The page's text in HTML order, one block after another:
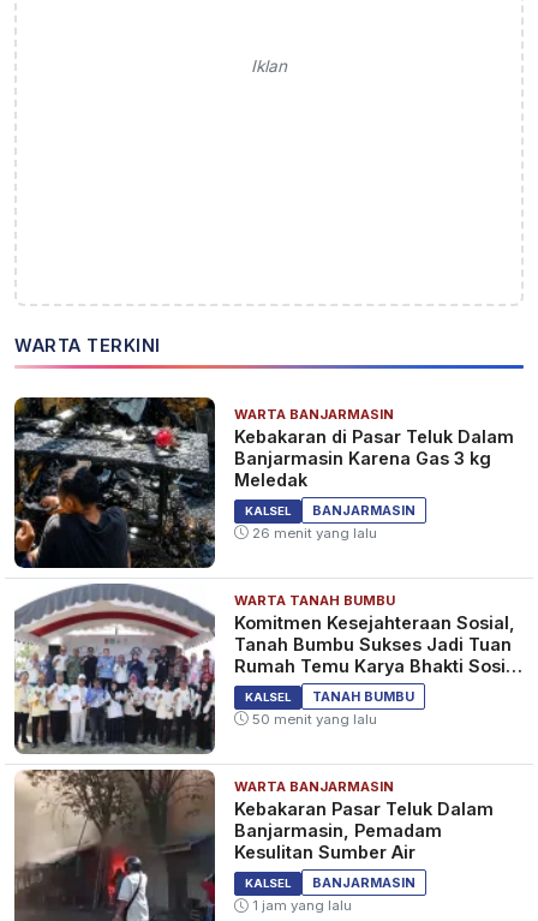
Iklan
WARTA TERKINI
WARTA BANJARMASIN
Kebakaran di Pasar Teluk Dalam
Banjarmasin Karena Gas 3 kg
Meledak
KALSEL
BANJARMASIN
26 menit yang lalu
WARTA TANAH BUMBU
Komitmen Kesejahteraan Sosial,
Tanah Bumbu Sukses Jadi Tuan
Rumah Temu Karya Bhakti Sosial
PSM Ke-23
KALSEL
TANAH BUMBU
50 menit yang lalu
WARTA BANJARMASIN
Kebakaran Pasar Teluk Dalam
Banjarmasin, Pemadam
Kesulitan Sumber Air
KALSEL
BANJARMASIN
1 jam yang lalu